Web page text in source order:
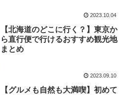
2023.10.04
【北海道のどこに行く？】東京か
ら直行便で行けるおすすめ観光地
まとめ
2023.09.10
【グルメも自然も大満喫】初めて